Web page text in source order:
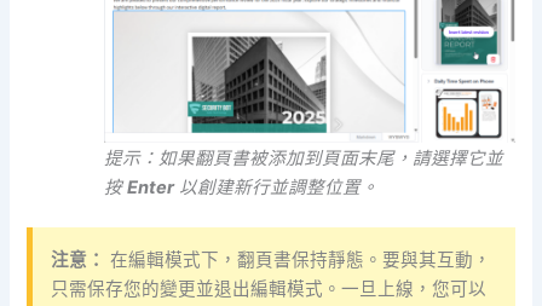
提示：如果翻頁書被添加到頁面末尾，請選擇它並
按Enter以創建新行並調整位置。
注意： 在編輯模式下，翻頁書保持靜態。要與其互動，
只需保存您的變更並退出編輯模式。一旦上線，您可以